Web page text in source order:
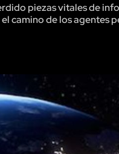
piezas vitales de
camino de los agentes